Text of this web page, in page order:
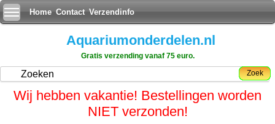
Home Contact Verzendinfo
Aquariumonderdelen.nl
Gratis verzending vanaf 75 euro.
Zoek
Wij hebben vakantie! Bestellingen worden
NIET verzonden!